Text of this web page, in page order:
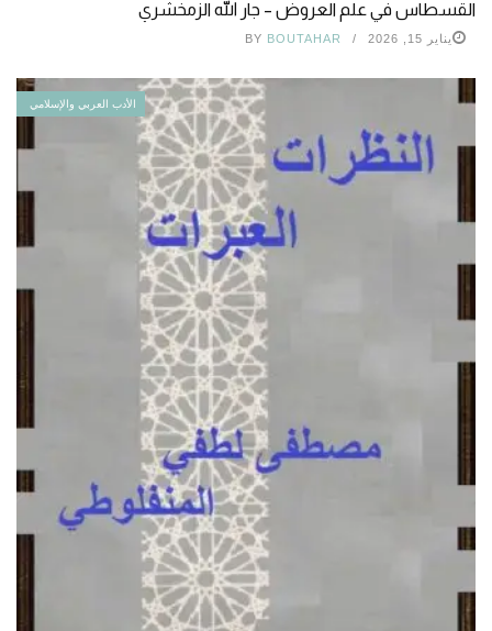
القسطاس في علم العروض – جار الله الزمخشري
يناير 15, 2026 BY BOUTAHAR
الأدب العربي والإسلامي